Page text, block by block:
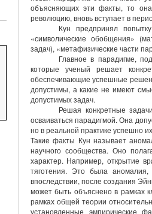
объясняющих эти факты, то
революцию, вновь вступает в
Кун предпринял
«символические обобщения»
задач), «метафизические части
Главное в парадигме,
которые ученый решает
обеспечивающие успешные
до­пустимы, а какие не имеют
допустимых задач.
Решая конкретные
осваиваться парадигмой. Она
но в реальной практике успешно
Такие факты Кун называет
научного сообщества. Оно
характер. Например, открытие
тяготения. Это была
впоследствии, пос­ле создания
может быть объяснено в рамках
рамках общей теории
установленные эмпирические